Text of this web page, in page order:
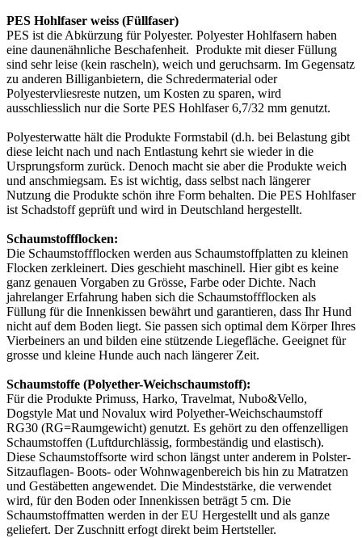
PES Hohlfaser weiss (Füllfaser)
PES ist die Abkürzung für Polyester. Polyester Hohlfasern haben
eine daunenähnliche Beschafenheit. Produkte mit dieser Füllung
sind sehr leise (kein rascheln), weich und geruchsarm. Im Gegensatz
zu anderen Billiganbietern, die Schredermaterial oder
Polyestervliesreste nutzen, um Kosten zu sparen, wird
ausschliesslich nur die Sorte PES Hohlfaser 6,7/32 mm genutzt.
Polyesterwatte hält die Produkte Formstabil (d.h. bei Belastung gibt
diese leicht nach und nach Entlastung kehrt sie wieder in die
Ursprungsform zurück. Denoch macht sie aber die Produkte weich
und anschmiegsam. Es ist wichtig, dass selbst nach längerer
Nutzung die Produkte schön ihre Form behalten. Die PES Hohlfaser
ist Schadstoff geprüft und wird in Deutschland hergestellt.
Schaumstoffflocken:
Die Schaumstoffflocken werden aus Schaumstoffplatten zu kleinen
Flocken zerkleinert. Dies geschieht maschinell. Hier gibt es keine
ganz genauen Vorgaben zu Grösse, Farbe oder Dichte. Nach
jahrelanger Erfahrung haben sich die Schaumstoffflocken als
Füllung für die Innenkissen bewährt und garantieren, dass Ihr Hund
nicht auf dem Boden liegt. Sie passen sich optimal dem Körper Ihres
Vierbeiners an und bilden eine stützende Liegefläche. Geeignet für
grosse und kleine Hunde auch nach längerer Zeit.
Schaumstoffe (Polyether-Weichschaumstoff):
Für die Produkte Primuss, Harko, Travelmat, Nubo&Vello,
Dogstyle Mat und Novalux wird Polyether-Weichschaumstoff
RG30 (RG=Raumgewicht) genutzt. Es gehört zu den offenzelligen
Schaumstoffen (Luftdurchlässig, formbeständig und elastisch).
Diese Schaumstoffsorte wird schon längst unter anderem in Polster-
Sitzauflagen- Boots- oder Wohnwagenbereich bis hin zu Matratzen
und Gestäbetten angewendet. Die Mindeststärke, die verwendet
wird, für den Boden oder Innenkissen beträgt 5 cm. Die
Schaumstoffmatten werden in der EU Hergestellt und als ganze
geliefert. Der Zuschnitt erfogt direkt beim Hertsteller.